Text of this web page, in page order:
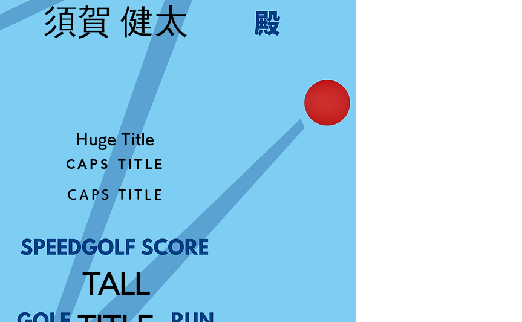
CAPS TITLE
Huge Title
TALL
CAPS TITLE
須賀 健太